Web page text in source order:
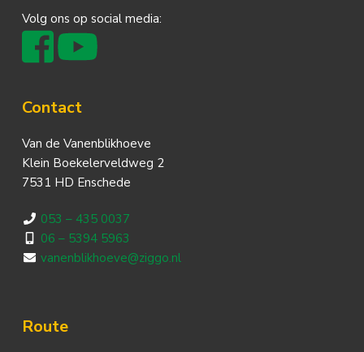
Volg ons op social media:
Contact
Van de Vanenblikhoeve
Klein Boekelerveldweg 2
7531 HD Enschede
053 – 435 0037
06 – 5394 5963
vanenblikhoeve@ziggo.nl
Route